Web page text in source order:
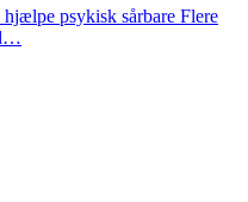
psykisk sårbare Flere